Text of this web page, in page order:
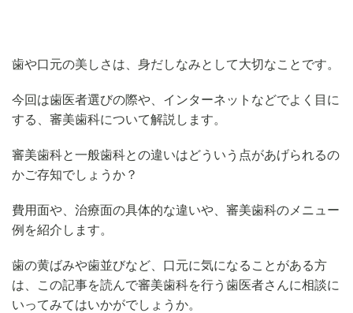
歯や口元の美しさは、身だしなみとして大切なことです。
今回は歯医者選びの際や、インターネットなどでよく目に
する、審美歯科について解説します。
審美歯科と一般歯科との違いはどういう点があげられるの
かご存知でしょうか？
費用面や、治療面の具体的な違いや、審美歯科のメニュー
例を紹介します。
歯の黄ばみや歯並びなど、口元に気になることがある方
は、この記事を読んで審美歯科を行う歯医者さんに相談に
いってみてはいかがでしょうか。